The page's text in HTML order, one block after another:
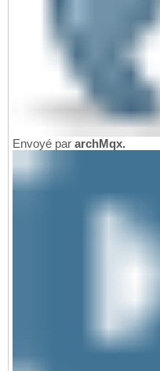
Envoyé par archMqx.